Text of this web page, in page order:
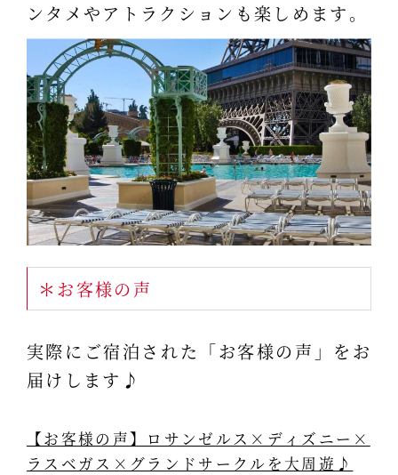
ンタメやアトラクションも楽しめます。
＊お客様の声
実際にご宿泊された「お客様の声」をお
届けします♪
【お客様の声】ロサンゼルス×ディズニー×
ラスベガス×グランドサークルを大周遊♪